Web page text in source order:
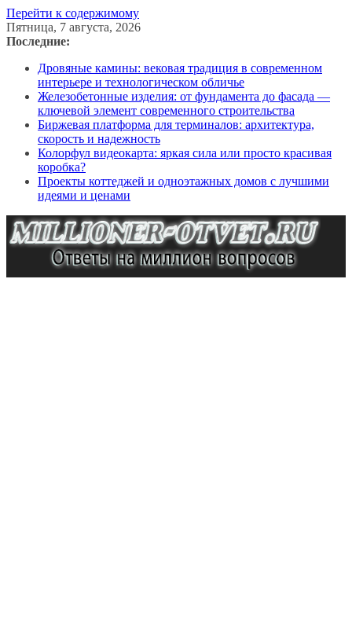
Перейти к содержимому
Пятница, 7 августа, 2026
Последние:
Дровяные камины: вековая традиция в современном
интерьере и технологическом обличье
Железобетонные изделия: от фундамента до фасада —
ключевой элемент современного строительства
Биржевая платформа для терминалов: архитектура,
скорость и надежность
Колорфул видеокарта: яркая сила или просто красивая
коробка?
Проекты коттеджей и одноэтажных домов с лучшими
идеями и ценами